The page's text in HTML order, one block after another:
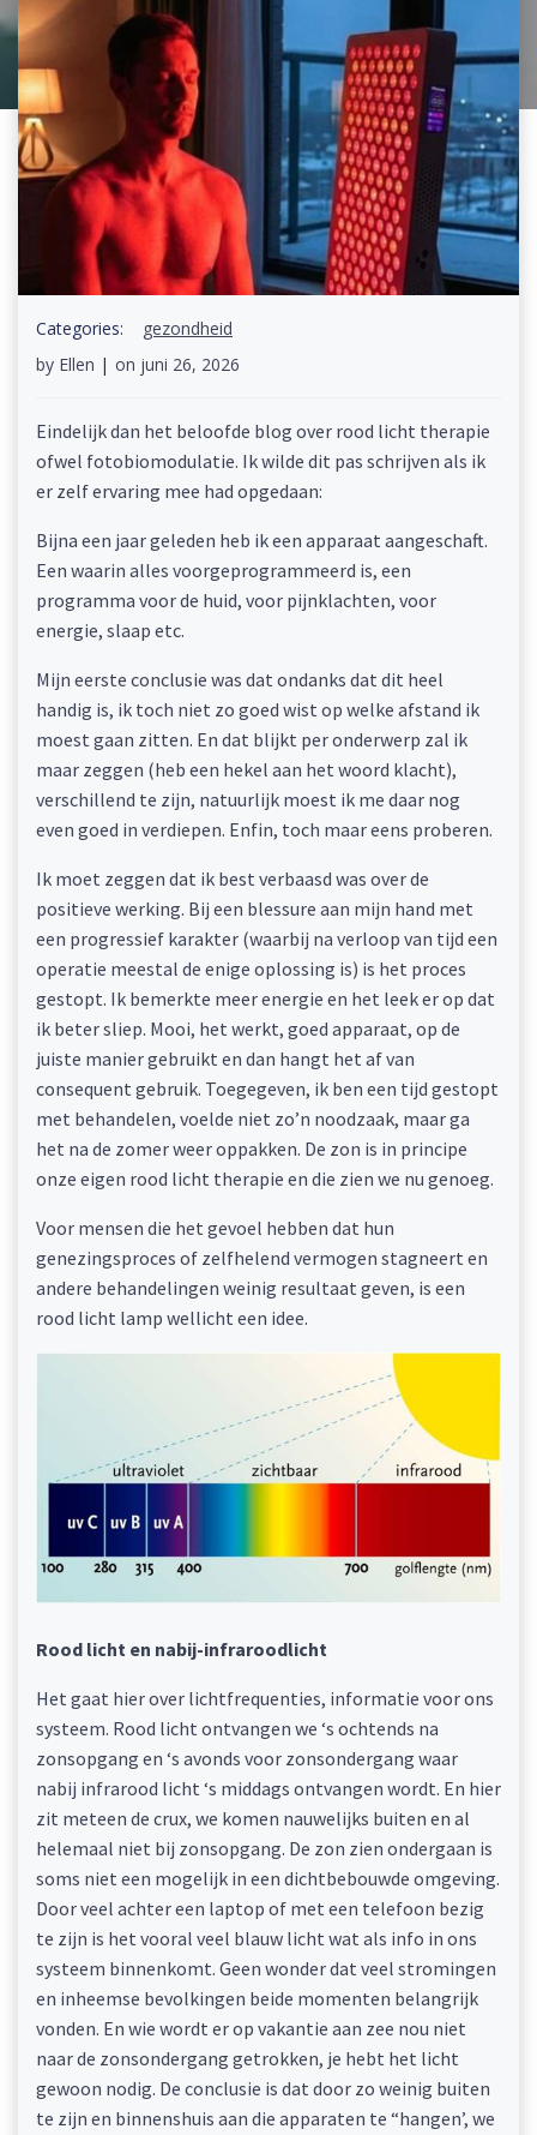
Categories:
gezondheid
by Ellen | on juni 26, 2026
Eindelijk dan het beloofde blog over rood licht therapie
ofwel fotobiomodulatie. Ik wilde dit pas schrijven als ik
er zelf ervaring mee had opgedaan:
Bijna een jaar geleden heb ik een apparaat aangeschaft.
Een waarin alles voorgeprogrammeerd is, een
programma voor de huid, voor pijnklachten, voor
energie, slaap etc.
Mijn eerste conclusie was dat ondanks dat dit heel
handig is, ik toch niet zo goed wist op welke afstand ik
moest gaan zitten. En dat blijkt per onderwerp zal ik
maar zeggen (heb een hekel aan het woord klacht),
verschillend te zijn, natuurlijk moest ik me daar nog
even goed in verdiepen. Enfin, toch maar eens proberen.
Ik moet zeggen dat ik best verbaasd was over de
positieve werking. Bij een blessure aan mijn hand met
een progressief karakter (waarbij na verloop van tijd een
operatie meestal de enige oplossing is) is het proces
gestopt. Ik bemerkte meer energie en het leek er op dat
ik beter sliep. Mooi, het werkt, goed apparaat, op de
juiste manier gebruikt en dan hangt het af van
consequent gebruik. Toegegeven, ik ben een tijd gestopt
met behandelen, voelde niet zo’n noodzaak, maar ga
het na de zomer weer oppakken. De zon is in principe
onze eigen rood licht therapie en die zien we nu genoeg.
Voor mensen die het gevoel hebben dat hun
genezingsproces of zelfhelend vermogen stagneert en
andere behandelingen weinig resultaat geven, is een
rood licht lamp wellicht een idee.
Rood licht en nabij-infraroodlicht
Het gaat hier over lichtfrequenties, informatie voor ons
systeem. Rood licht ontvangen we ‘s ochtends na
zonsopgang en ‘s avonds voor zonsondergang waar
nabij infrarood licht ‘s middags ontvangen wordt. En hier
zit meteen de crux, we komen nauwelijks buiten en al
helemaal niet bij zonsopgang. De zon zien ondergaan is
soms niet een mogelijk in een dichtbebouwde omgeving.
Door veel achter een laptop of met een telefoon bezig
te zijn is het vooral veel blauw licht wat als info in ons
systeem binnenkomt. Geen wonder dat veel stromingen
en inheemse bevolkingen beide momenten belangrijk
vonden. En wie wordt er op vakantie aan zee nou niet
naar de zonsondergang getrokken, je hebt het licht
gewoon nodig. De conclusie is dat door zo weinig buiten
te zijn en binnenshuis aan die apparaten te “hangen’, we